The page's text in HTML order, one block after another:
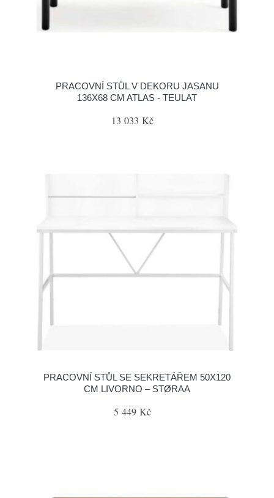
PRACOVNÍ STŮL V DEKORU JASANU
136X68 CM ATLAS - TEULAT
13 033 Kč
PRACOVNÍ STŮL SE SEKRETÁŘEM 50X120
CM LIVORNO – STØRAA
5 449 Kč